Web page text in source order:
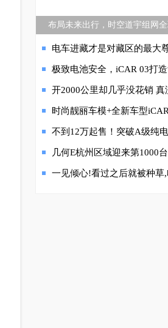
布局未来出行，时空道宇组网
电车进藏才是对藏区的最大
极致电池安全，iCAR 03打造“移动安全堡垒”为
开2000公里却几乎没花销 真没想到返
时尚靓丽车模+全新车型iCAR 03T，超绝组
不到12万起售！突破A级纯电家轿价格新低，
几何E杭州区域迎来第1000台交付仪式，品质
一见倾心!看过之后就被种草,哈